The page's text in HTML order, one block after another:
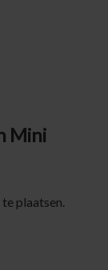
Mini
plaatsen.